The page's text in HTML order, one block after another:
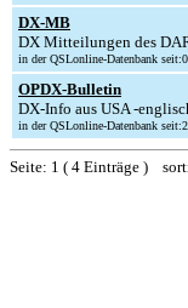
DX-MB
DX Mitteilungen des
in der QSLonline-Datenbank
OPDX-Bulletin
DX-Info aus USA -
in der QSLonline-Datenbank
Seite: 1 ( 4 Einträge )